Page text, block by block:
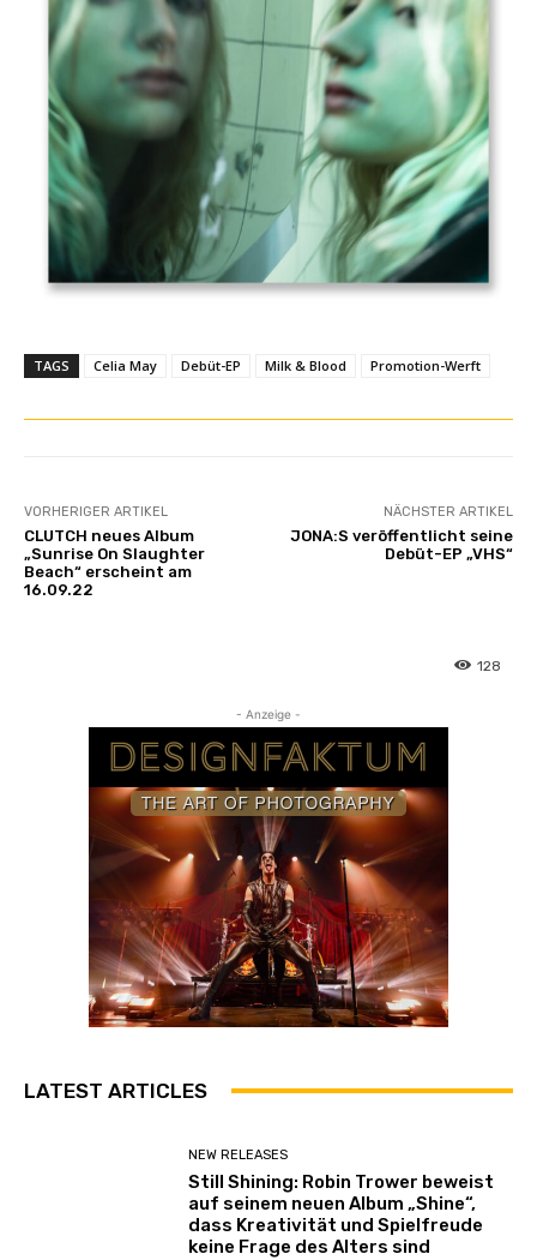
TAGS Celia May Debüt-EP Milk & Blood Promotion-Werft
VORHERIGER ARTIKEL
CLUTCH neues Album
„Sunrise On Slaughter
Beach“ erscheint am
16.09.22
NÄCHSTER ARTIKEL
JONA:S veröffentlicht seine
Debüt-EP „VHS“
128
- Anzeige -
LATEST ARTICLES
NEW RELEASES
Still Shining: Robin Trower beweist
auf seinem neuen Album „Shine“,
dass Kreativität und Spielfreude
keine Frage des Alters sind